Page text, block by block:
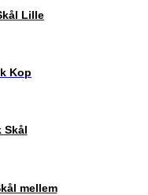
Lille
Kop
Skål
mellem